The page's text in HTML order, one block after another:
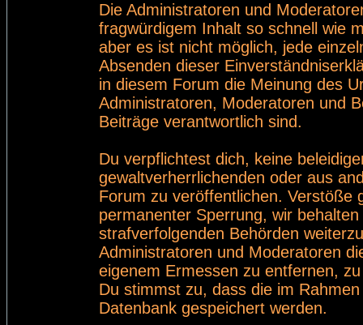
Die Administratoren und
fragwürdigem Inhalt so schnell wie
aber es ist nicht möglich, jede
Absenden dieser
in diesem Forum die Meinung des
Administratoren, Moderatoren und
Beiträge verantwortlich sind.
Du verpflichtest dich, keine
gewaltverherrlichenden oder aus
Forum zu veröffentlichen. Verstöße
permanenter Sperrung, wir
strafverfolgenden Behörden
Administratoren und Moderatoren
eigenem Ermessen zu entfernen,
Du stimmst zu, dass die im
Datenbank gespeichert werden.